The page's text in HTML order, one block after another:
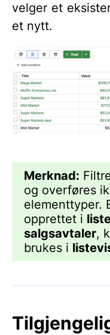
velger et
et nytt.
Merknad:
og overføres
elementtyper.
opprettet i
salgsavtaler,
brukes i